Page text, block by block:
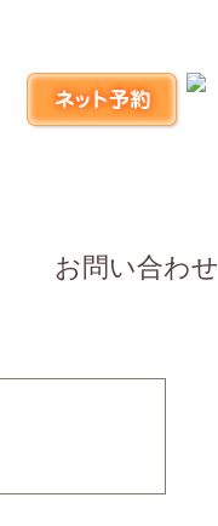
お問い合わせ